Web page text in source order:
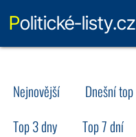
Politické-listy.cz
Nejnovější Dnešní top
Top 3 dny
Top 7 dní